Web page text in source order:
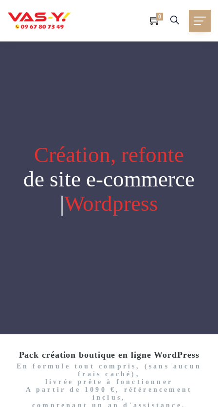
0
Création, refonte
de site e-commerce
|Wordpress
Pack création boutique en ligne WordPress
En formule tout compris, (sans aucun
frais caché),
livrée prête à fonctionner
A partir de 1090 €, référencement
inclus,
comprenant un an d'assistance,